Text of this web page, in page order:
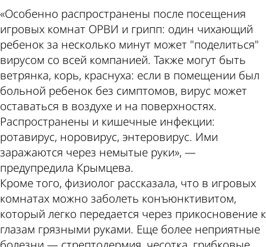
«Особенно распространены после посещения
игровых комнат ОРВИ и грипп: один чихающий
ребенок за несколько минут может "поделиться"
вирусом со всей компанией. Также могут быть
ветрянка, корь, краснуха: если в помещении был
больной ребенок без симптомов, вирус может
оставаться в воздухе и на поверхностях.
Распространены и кишечные инфекции:
ротавирус, норовирус, энтеровирус. Ими
заражаются через немытые руки», —
предупредила Крымцева.
Кроме того, физиолог рассказала, что в игровых
комнатах можно заболеть конъюнктивитом,
который легко передается через прикосновение к
глазам грязными руками. Еще более неприятные